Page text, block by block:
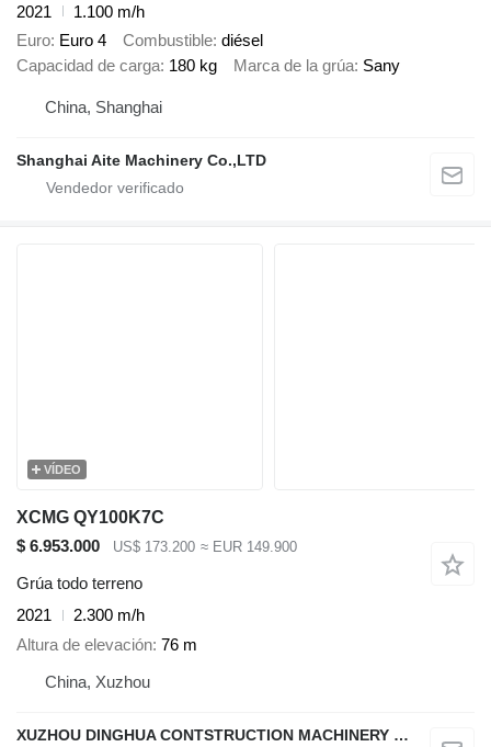
2021
1.100 m/h
Euro Euro 4 Combustible diésel
Capacidad de carga 180 kg Marca de la grúa Sany
China, Shanghai
Shanghai Aite Machinery Co.,LTD
VÍDEO
XCMG QY100K7C
$ 6.953.000
US$ 173.200 ≈ EUR 149.900
Grúa todo terreno
2021
2.300 m/h
Altura de elevación 76 m
China, Xuzhou
XUZHOU DINGHUA CONTSTRUCTION MACHINERY CO., LTD.